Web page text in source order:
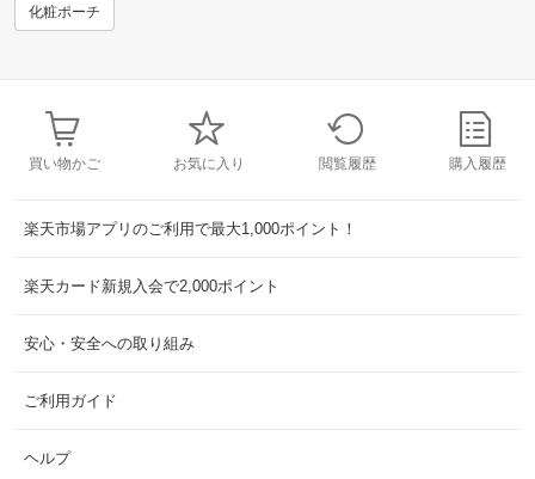
化粧ポーチ
買い物かご お気に入り 閲覧履歴 購入履歴
楽天市場アプリのご利用で最大1,000ポイント！
楽天カード新規入会で2,000ポイント
安心・安全への取り組み
ご利用ガイド
ヘルプ